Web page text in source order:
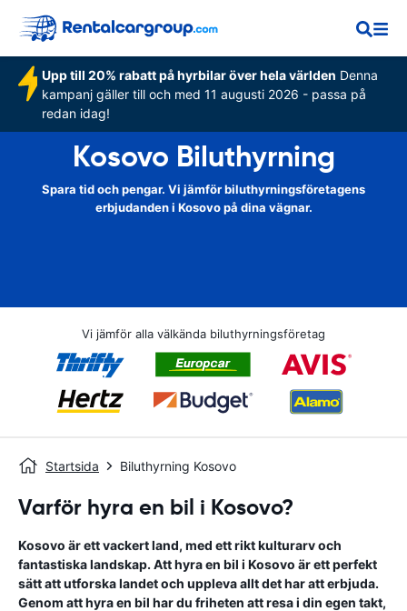
Upp till 20% rabatt på hyrbilar över hela världen Denna
kampanj gäller till och med 11 augusti 2026 - passa på
redan idag!
Kosovo Biluthyrning
Spara tid och pengar. Vi jämför biluthyrningsföretagens
erbjudanden i Kosovo på dina vägnar.
Vi jämför alla välkända biluthyrningsföretag
Startsida Biluthyrning Kosovo
Varför hyra en bil i Kosovo?
Kosovo är ett vackert land, med ett rikt kulturarv och
fantastiska landskap. Att hyra en bil i Kosovo är ett perfekt
sätt att utforska landet och uppleva allt det har att erbjuda.
Genom att hyra en bil har du friheten att resa i din egen takt,